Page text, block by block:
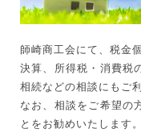
師崎商工会にて、税金
決算、所得税・消費税
相続などの相談にもご
なお、相談をご希望の
とをお勧めいたします。